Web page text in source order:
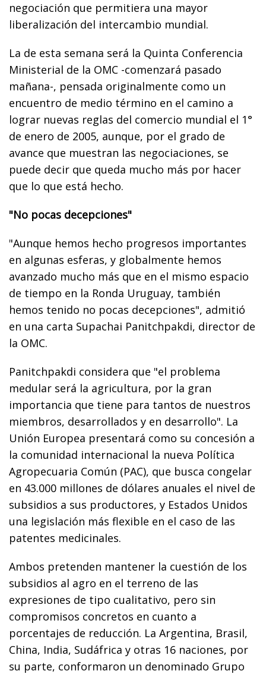
negociación que permitiera una mayor
liberalización del intercambio mundial.
La de esta semana será la Quinta Conferencia
Ministerial de la OMC -comenzará pasado
mañana-, pensada originalmente como un
encuentro de medio término en el camino a
lograr nuevas reglas del comercio mundial el 1°
de enero de 2005, aunque, por el grado de
avance que muestran las negociaciones, se
puede decir que queda mucho más por hacer
que lo que está hecho.
"No pocas decepciones"
"Aunque hemos hecho progresos importantes
en algunas esferas, y globalmente hemos
avanzado mucho más que en el mismo espacio
de tiempo en la Ronda Uruguay, también
hemos tenido no pocas decepciones", admitió
en una carta Supachai Panitchpakdi, director de
la OMC.
Panitchpakdi considera que "el problema
medular será la agricultura, por la gran
importancia que tiene para tantos de nuestros
miembros, desarrollados y en desarrollo". La
Unión Europea presentará como su concesión a
la comunidad internacional la nueva Política
Agropecuaria Común (PAC), que busca congelar
en 43.000 millones de dólares anuales el nivel de
subsidios a sus productores, y Estados Unidos
una legislación más flexible en el caso de las
patentes medicinales.
Ambos pretenden mantener la cuestión de los
subsidios al agro en el terreno de las
expresiones de tipo cualitativo, pero sin
compromisos concretos en cuanto a
porcentajes de reducción. La Argentina, Brasil,
China, India, Sudáfrica y otras 16 naciones, por
su parte, conformaron un denominado Grupo